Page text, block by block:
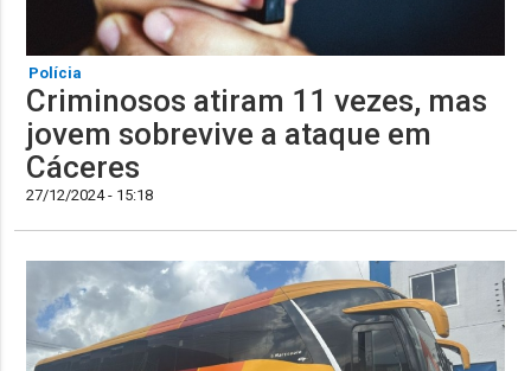
Polícia
Criminosos atiram 11 vezes, mas
jovem sobrevive a ataque em
Cáceres
27/12/2024 - 15:18